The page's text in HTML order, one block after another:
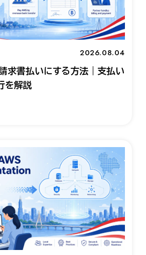
2026.08.04
求書払いにする方法｜支払い
を解説